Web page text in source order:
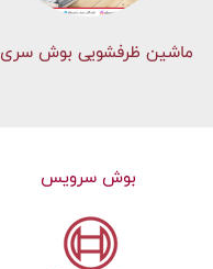
ماشین ظرفشویی بوش سری 8
بوش سرویس